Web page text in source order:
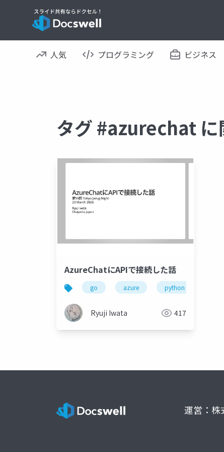
人気 プログラミング ビジネス
タグ #azurechat に
AzureChatにAPIで接続した話
go azure python
Ryuji Iwata 417
運営：株